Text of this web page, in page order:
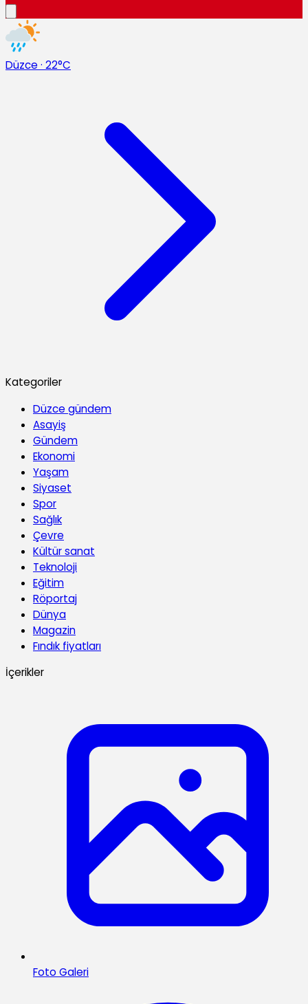
Düzce · 22°C
Kategoriler
Düzce gündem
Asayiş
Gündem
Ekonomi
Yaşam
Siyaset
Spor
Sağlık
Çevre
Kültür sanat
Teknoloji
Eğitim
Röportaj
Dünya
Magazin
Fındık fiyatları
İçerikler
Foto Galeri